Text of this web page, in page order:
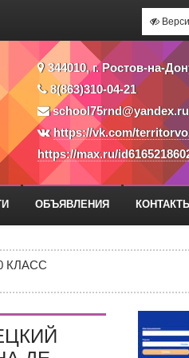
344010, г. Ростов-на-
8(863)310-04-21
school75rnd@yandex.ru
https://vk.com/
https://max.ru/
ОБЪЯВЛЕНИЯ КОНТАКТЫ
ДЛЯ ПРИЕМА ЗАЯВЛЕНИЙ
КЛАСС